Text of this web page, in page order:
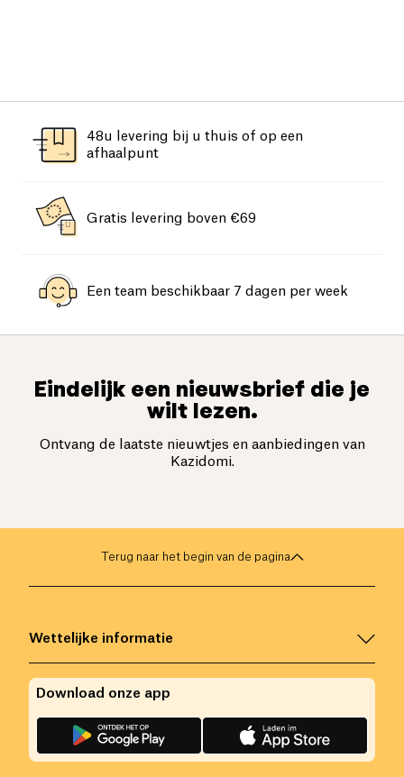
48u levering bij u thuis of op een
afhaalpunt
Gratis levering boven €69
Een team beschikbaar 7 dagen per week
Eindelijk een nieuwsbrief die je
wilt lezen.
Ontvang de laatste nieuwtjes en aanbiedingen van
Kazidomi.
Terug naar het begin van de pagina
Wettelijke informatie
Download onze app